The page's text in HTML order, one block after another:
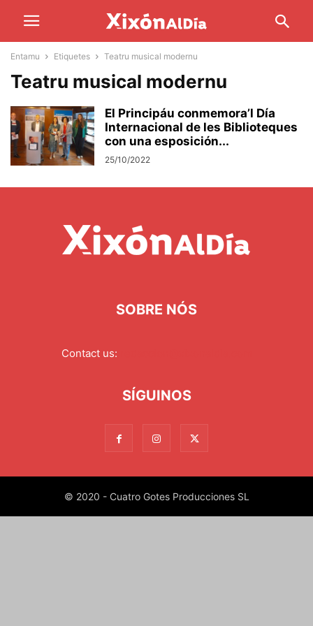
Entamu Etiquetes Teatru musical modernu
Teatru musical modernu
El Principáu conmemora’l Día
Internacional de les Biblioteques
con una esposición...
25/10/2022
SOBRE NÓS
Contact us:
SÍGUINOS
© 2020 - Cuatro Gotes Producciones SL